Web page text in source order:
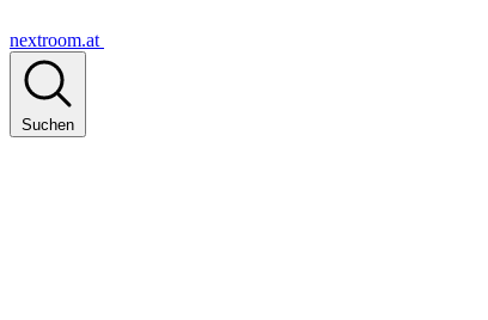
nextroom.at
Suchen